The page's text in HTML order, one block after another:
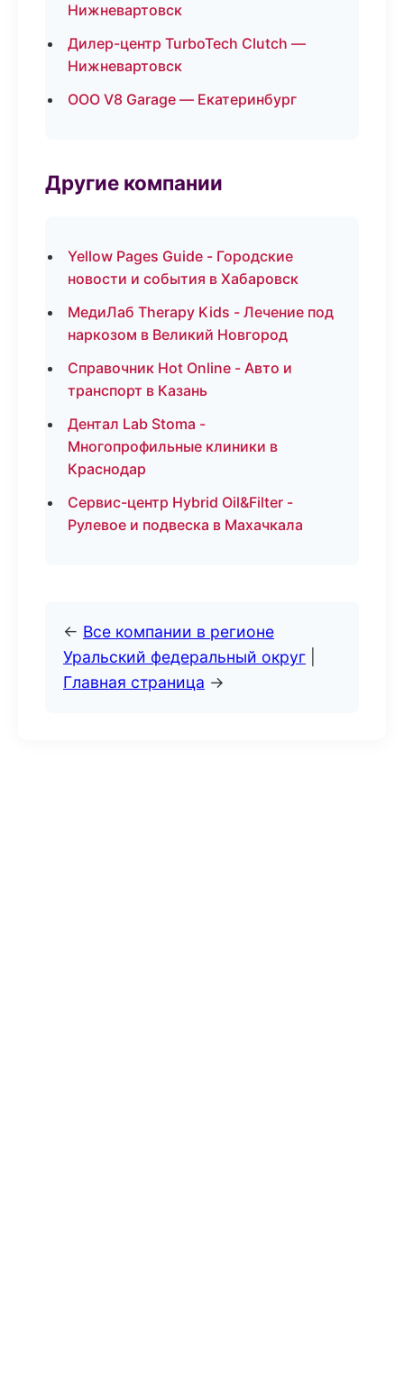
Нижневартовск
Дилер-центр TurboTech Clutch —
Нижневартовск
ООО V8 Garage — Екатеринбург
Другие компании
Yellow Pages Guide - Городские
новости и события в Хабаровск
МедиЛаб Therapy Kids - Лечение под
наркозом в Великий Новгород
Справочник Hot Online - Авто и
транспорт в Казань
Дентал Lab Stoma -
Многопрофильные клиники в
Краснодар
Сервис-центр Hybrid Oil&Filter -
Рулевое и подвеска в Махачкала
← Все компании в регионе
Уральский федеральный округ
Главная страница →